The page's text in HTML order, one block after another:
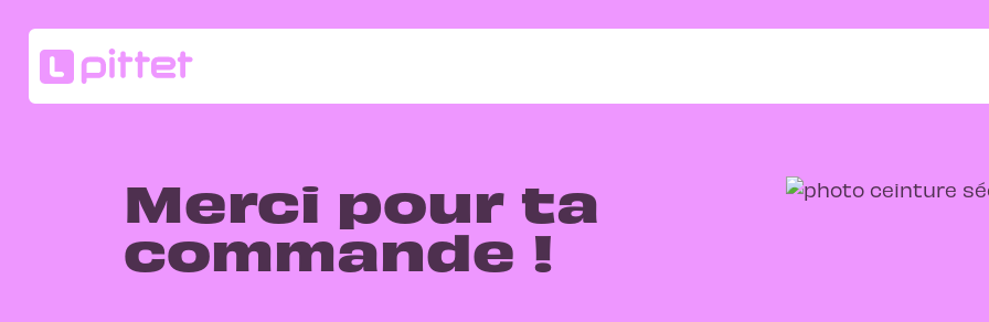
Merci pour ta
commande !